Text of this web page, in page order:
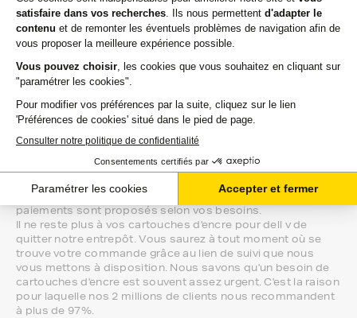
Si vous avez la moindre question sur la
compatibilité de votre produit avec votre
imprimante dell v, nous sommes à votre
écoute.
Notre équipe de conseillers saura vous accompagner sur le
meilleur choix ou sur l'installation de vos cartouches
votre espace client ou directement par téléphone.
Une fois votre choix effectué, votre paiement est effectué
de manière complètement sécurisée. Plusieurs moyens de
paiements sont proposés selon vos besoins.
Il ne reste plus à vos cartouches d'encre pour dell v de
quitter notre entrepôt. Vous saurez à tout moment où se
trouve votre commande grâce au lien de suivi que nous
vous mettons à disposition. Nous savons qu'un besoin de
cartouches d'encre est souvent assez urgent. C'est la raison
pour laquelle nos 2 millions de clients nous recommandent
à plus de 97%.